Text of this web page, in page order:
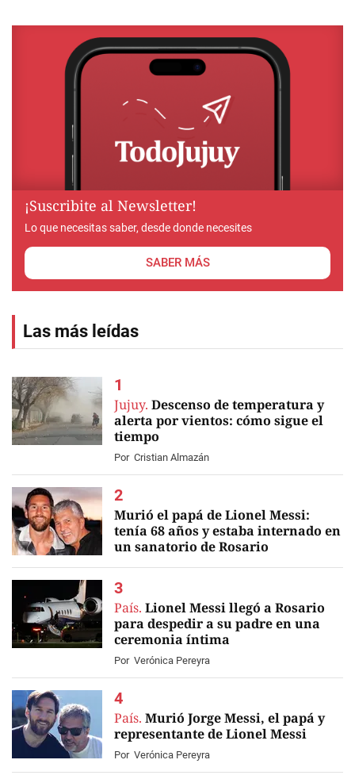
¡Suscribite al Newsletter!
Lo que necesitas saber, desde donde necesites
SABER MÁS
Las más leídas
Jujuy. Descenso de temperatura y
alerta por vientos: cómo sigue el
tiempo
Por Cristian Almazán
EN VIVO
Murió el papá de Lionel Messi:
tenía 68 años y estaba internado en
un sanatorio de Rosario
País. Lionel Messi llegó a Rosario
para despedir a su padre en una
ceremonia íntima
Por Verónica Pereyra
País. Murió Jorge Messi, el papá y
representante de Lionel Messi
Por Verónica Pereyra